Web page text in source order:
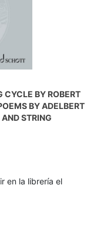
CYCLE BY ROBERT
BY ADELBERT
STRING
en la librería el